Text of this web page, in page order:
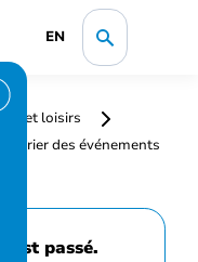
EN
et loisirs
des événements
est passé.